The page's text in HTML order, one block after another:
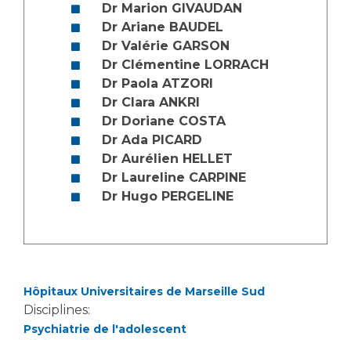
Salon des familles
Transports sanitaires
Vos droits, vos devoirs
Handicap
Pôle Médecine Physique et Réadaptation
Accueil sourds et malentendants
Activité physique
Les structures de recherche
Écoles et Instituts de Formation
Plateforme des internes
Professionnels de santé
Réseaux de soins
Médicale
Radiologie / Imagerie
Cancérologie
Dr Marion GIVAUDAN
Dr Ariane BAUDEL
Dr Valérie GARSON
Dr Clémentine LORRACH
Dr Paola ATZORI
Dr Clara ANKRI
Dr Doriane COSTA
Dr Ada PICARD
Dr Aurélien HELLET
Dr Laureline CARPINE
Dr Hugo PERGELINE
Hôpitaux Universitaires de Marseille Sud
Disciplines:
Psychiatrie de l'adolescent